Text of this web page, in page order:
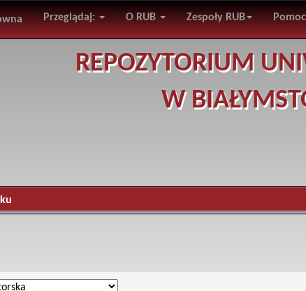
Przeglądaj: O RUB Zespoły RUB Pomoc
REPOZYTORIUM
W